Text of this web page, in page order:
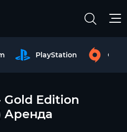
PlayStation
Edition
Аренда